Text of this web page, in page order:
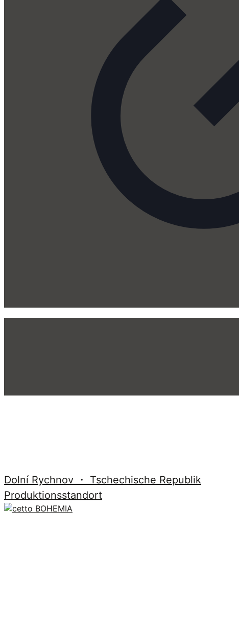
Dolní Rychnov ・ Tschechische Republik
Produktionsstandort